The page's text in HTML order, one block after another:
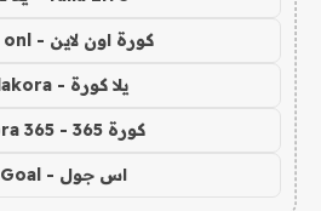
كورة اون لاين - koora onl
يلا كورة - yallakora
كورة 365 - kooora 365
اس جول - AS Goal